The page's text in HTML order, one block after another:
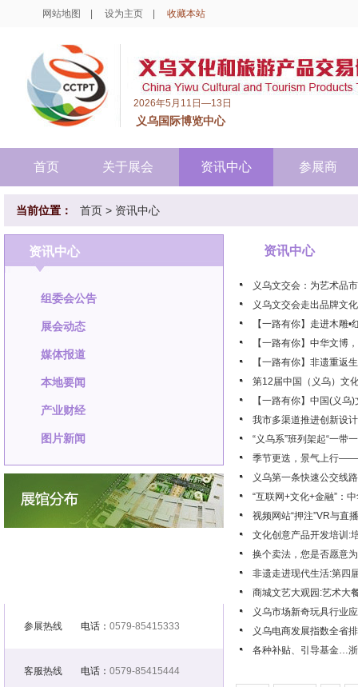
网站地图 设为主页 收藏本站
2026年5月11日—13日
义乌国际博览中心
首页 关于展会 资讯中心 参展商
当前位置： 首页 > 资讯中心
资讯中心
组委会公告
展会动态
媒体报道
本地要闻
产业财经
图片新闻
参展热线 电话： 0579-85415333
客服热线 电话： 0579-85415444
资讯中心
义乌文交会：为艺术品
义乌文交会走出品牌文
【一路有你】走进木
【一路有你】中华文
【一路有你】非遗重
第12届中国（义乌）文
【一路有你】中国(义
我市多渠道推进创新设
“义乌系”班列架起“一带
季节更迭，景气上行
义乌第一条快速公交线
“互联网+文化+金融”：
视频网站“押注”VR与直播
文化创意产品开发培训:
换个卖法，您是否愿意
非遗走进现代生活:第四
商城文艺大观园:艺术大
义乌市场新奇玩具行业
义乌电商发展指数全省
各种补贴、引导基金…